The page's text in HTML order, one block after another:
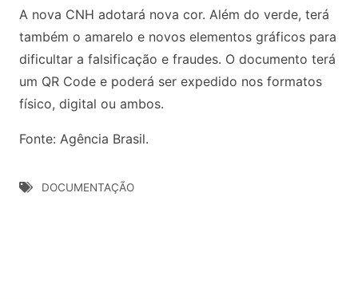
A nova CNH adotará nova cor. Além do verde, terá
também o amarelo e novos elementos gráficos para
dificultar a falsificação e fraudes. O documento terá
um QR Code e poderá ser expedido nos formatos
físico, digital ou ambos.
Fonte: Agência Brasil.
DOCUMENTAÇÃO